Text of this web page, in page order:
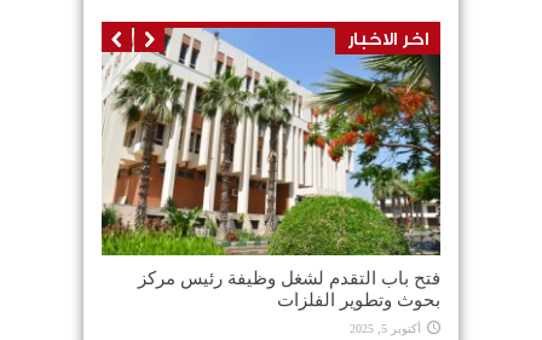
اخر الاخبار
فتح باب التقدم لشغل وظيفة رئيس مركز
بحوث وتطوير الفلزات
أكتوبر 5, 2025